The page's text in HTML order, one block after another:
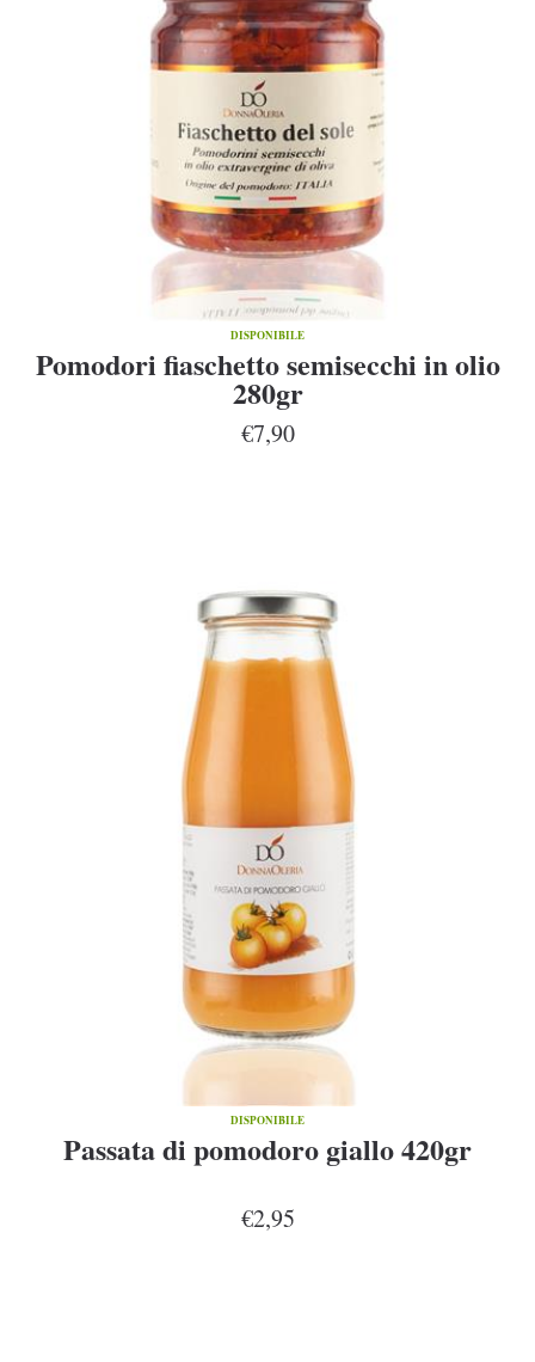
DISPONIBILE
Pomodori fiaschetto semisecchi in olio
280gr
€7,90
DISPONIBILE
Passata di pomodoro giallo 420gr
€2,95